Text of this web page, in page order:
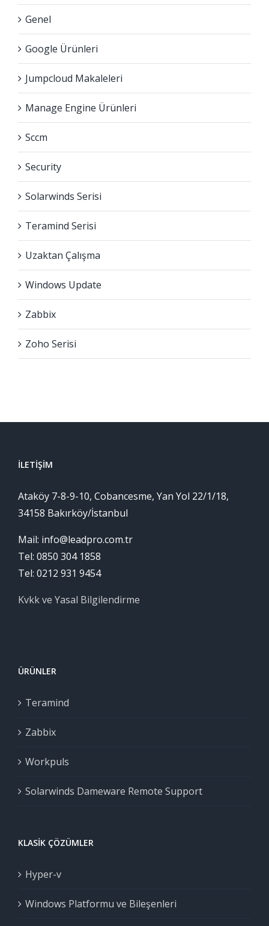
Genel
Google Ürünleri
Jumpcloud Makaleleri
Manage Engine Ürünleri
Sccm
Security
Solarwinds Serisi
Teramind Serisi
Uzaktan Çalışma
Windows Update
Zabbix
Zoho Serisi
İLETIŞIM
Ataköy 7-8-9-10, Cobancesme, Yan Yol 22/1/18,
34158 Bakırköy/İstanbul
Mail: info@leadpro.com.tr
Tel: 0850 304 1858
Tel: 0212 931 9454
Kvkk ve Yasal Bilgilendirme
ÜRÜNLER
Teramind
Zabbix
Workpuls
Solarwinds Dameware Remote Support
KLASIK ÇÖZÜMLER
Hyper-v
Windows Platformu ve Bileşenleri